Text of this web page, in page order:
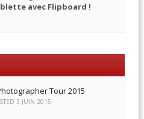
avec Flipboard !
Tour 2015
3 JUIN 2015